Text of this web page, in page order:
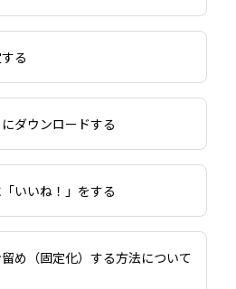
る
ダウンロードする
いいね！」をする
め（固定化）する方法について